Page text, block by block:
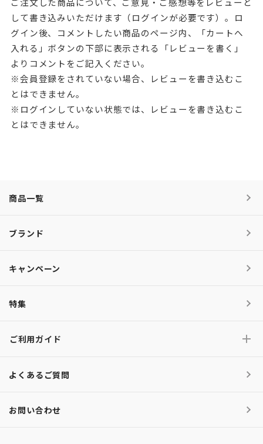
して書き込みいただけます（ログインが必要です）。ロ
グイン後、コメントしたい商品のページ内、「カートへ
入れる」ボタンの下部に表示される「レビューを書く」
よりコメントをご記入ください。
※会員登録をされていない場合、レビューを書き込むこ
とはできません。
※ログインしていない状態では、レビューを書き込むこ
とはできません。
商品一覧
ブランド
キャンペーン
特集
ご利用ガイド
よくあるご質問
お問い合わせ